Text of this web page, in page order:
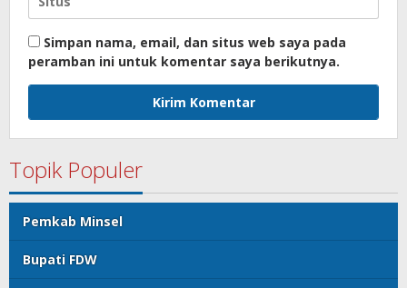
Simpan nama, email, dan situs web saya pada
peramban ini untuk komentar saya berikutnya.
Topik Populer
Pemkab Minsel
Bupati FDW